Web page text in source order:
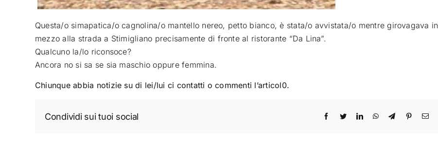
Questa/o simapatica/o cagnolina/o mantello nereo, petto bianco, è stata/o avvistata/o mentre girovagava in
mezzo alla strada a Stimigliano precisamente di fronte al ristorante “Da Lina”.
Qualcuno la/lo riconsoce?
Ancora no si sa se sia maschio oppure femmina.
Chiunque abbia notizie su di lei/lui ci contatti o commenti l’articol0.
Condividi sui tuoi social